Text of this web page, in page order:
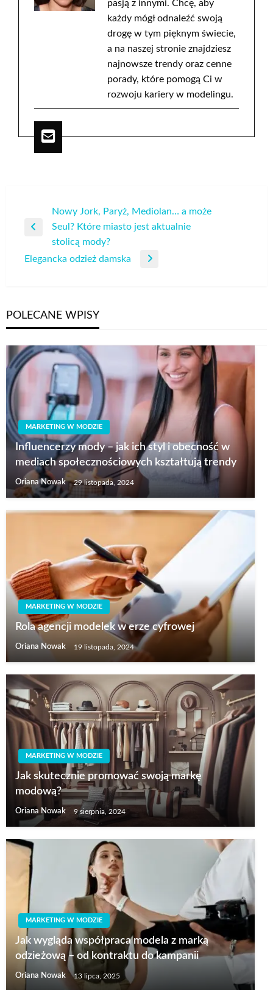
pasją z innymi. Chcę, aby
każdy mógł odnaleźć swoją
drogę w tym pięknym świecie,
a na naszej stronie znajdziesz
najnowsze trendy oraz cenne
porady, które pomogą Ci w
rozwoju kariery w modelingu.
Nawigacja
wpisu
Poprzedni
Nowy Jork, Paryż, Mediolan… a może
Seul? Które miasto jest aktualnie
stolicą mody?
Następny
Elegancka odzież damska
POLECANE WPISY
MARKETING W MODZIE
Influencerzy mody – jak ich styl i obecność w
mediach społecznościowych kształtują trendy
Oriana Nowak 29 listopada, 2024
MARKETING W MODZIE
Rola agencji modelek w erze cyfrowej
Oriana Nowak 19 listopada, 2024
MARKETING W MODZIE
Jak skutecznie promować swoją markę
modową?
Oriana Nowak 9 sierpnia, 2024
MARKETING W MODZIE
Jak wygląda współpraca modela z marką
odzieżową – od kontraktu do kampanii
Oriana Nowak 13 lipca, 2025